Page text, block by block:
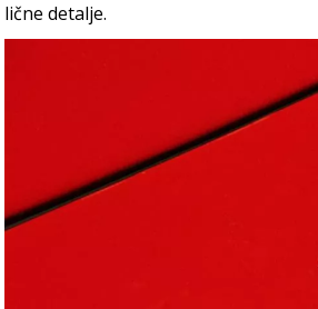
lične detalje.